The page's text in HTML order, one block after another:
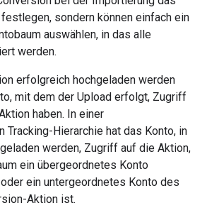
sondern können einfach ein
auswählen, in das alle
werden.
erfolgreich hochgeladen werden
mit dem der Upload erfolgt, Zugriff
haben. In einer
Tracking-Hierarchie hat das Konto, in
werden, Zugriff auf die Aktion,
ein übergeordnetes Konto
ein untergeordnetes Konto des
Aktion ist.